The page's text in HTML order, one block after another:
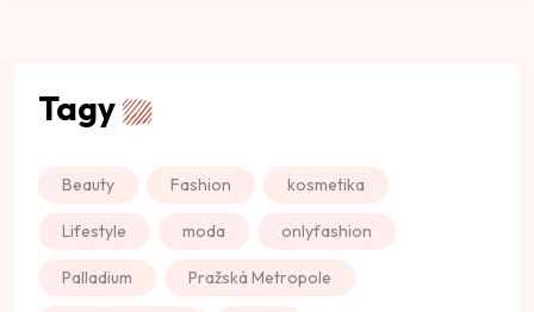
Tagy
Beauty Fashion kosmetika
Lifestyle moda onlyfashion
Palladium Pražská Metropole